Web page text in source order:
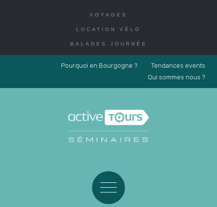
VOYAGES
LOCATION VÉLO
BALADES JOURNÉE
Pourquoi en Bourgogne ?
Tendances events
Qui sommes nous ?